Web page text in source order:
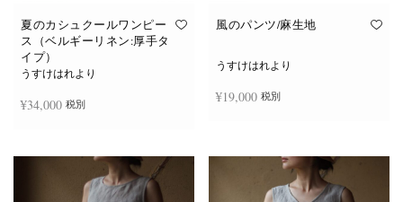
夏のカシュクールワンピー
ス（ベルギーリネン:厚手タ
イプ）
うすけはれより
¥34,000 税別
風のパンツ/麻生地
うすけはれより
¥19,000 税別